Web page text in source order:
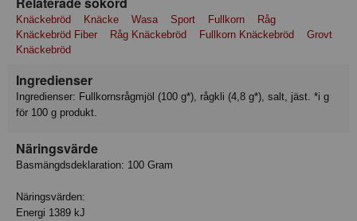
Knäckebröd Knäcke Wasa Sport Fullkorn
Råg
Knäckebröd Fiber
Råg Knäckebröd Fullkorn Knäckebröd
Grovt
Knäckebröd
Ingredienser
Ingredienser: Fullkornsrågmjöl (100 g*), rågkli (4,8 g*), salt, jäst. *i g
för 100 g produkt.
Näringsvärde
Basmängdsdeklaration: 100 Gram
Näringsvärden:
Energi 1389 kJ